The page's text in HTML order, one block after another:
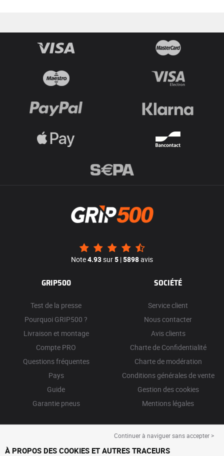
Note4.93sur5 |5898avis
GRIP500
Test de la presse
Pourquoi GRIP500 ?
Livraison et montage
Compte PRO
Questions fréquentes
Pays
Guide
Garantie pneus
SOCIÉTÉ
Service client
Nous contacter
Avis clients
Charte de Confidentialité
Charte de modération
Conditions générales de vente
Gestion des cookies
Mentions légales
Continuer à naviguer sans accepter >
À PROPOS DES COOKIES ET AUTRES TRACEURS